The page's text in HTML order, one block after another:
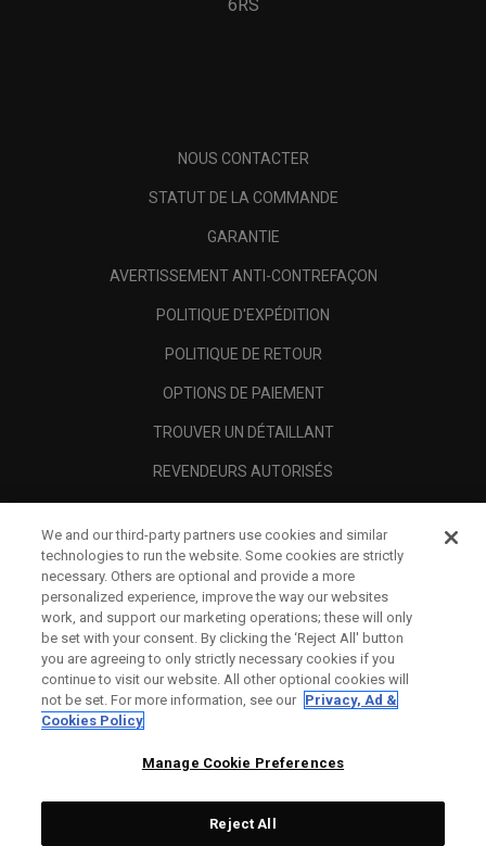
6RS
NOUS CONTACTER
STATUT DE LA COMMANDE
GARANTIE
AVERTISSEMENT ANTI-CONTREFAÇON
POLITIQUE D'EXPÉDITION
POLITIQUE DE RETOUR
OPTIONS DE PAIEMENT
TROUVER UN DÉTAILLANT
REVENDEURS AUTORISÉS
A PROPOS
MENTIONS LÉGALES
We and our third-party partners use cookies and similar
technologies to run the website. Some cookies are strictly
necessary. Others are optional and provide a more
personalized experience, improve the way our websites
work, and support our marketing operations; these will only
be set with your consent. By clicking the ‘Reject All' button
you are agreeing to only strictly necessary cookies if you
continue to visit our website. All other optional cookies will
not be set. For more information, see our Privacy, Ad &
Cookies Policy
Manage Cookie Preferences
Reject All